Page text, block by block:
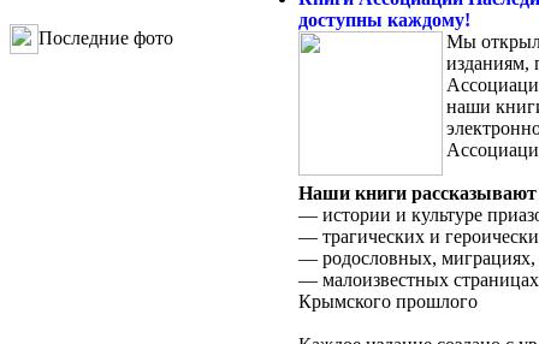
Последние фото
доступны каждому!
Мы
изданиям,
наши
Наши книги рассказывают
— истории и культуре
— трагических и
— родословных, миграциях,
— малоизвестных
Крымского прошлого